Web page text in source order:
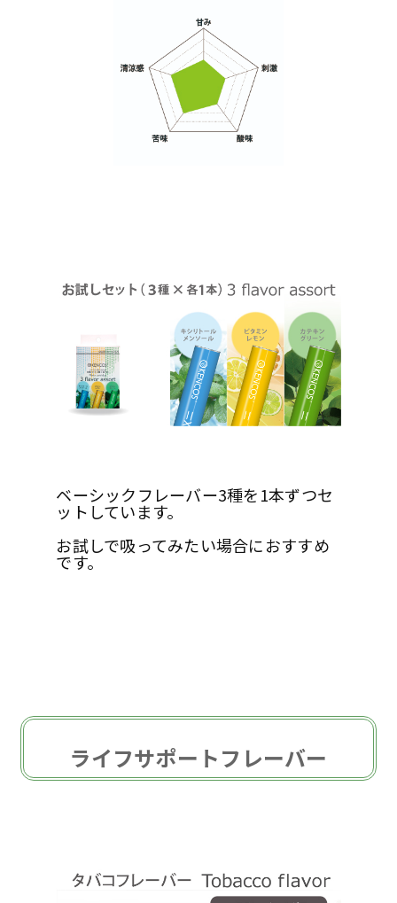
ベーシックフレーバー3種を1本ずつセ
ットしています。
お試しで吸ってみたい場合におすすめ
です。
ライフサポートフレーバー